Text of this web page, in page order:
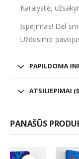
Karalystė,
Įspėjimas! Dėl
Uždusimo
PAPILDOMA
ATSILIEPIMAI
PANAŠŪS